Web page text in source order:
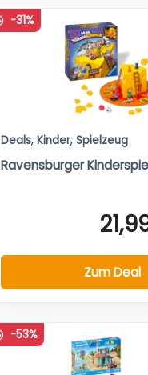
-31%
Deals, Kinder, Spielzeug
Ravensburger
Zum Deal
-53%